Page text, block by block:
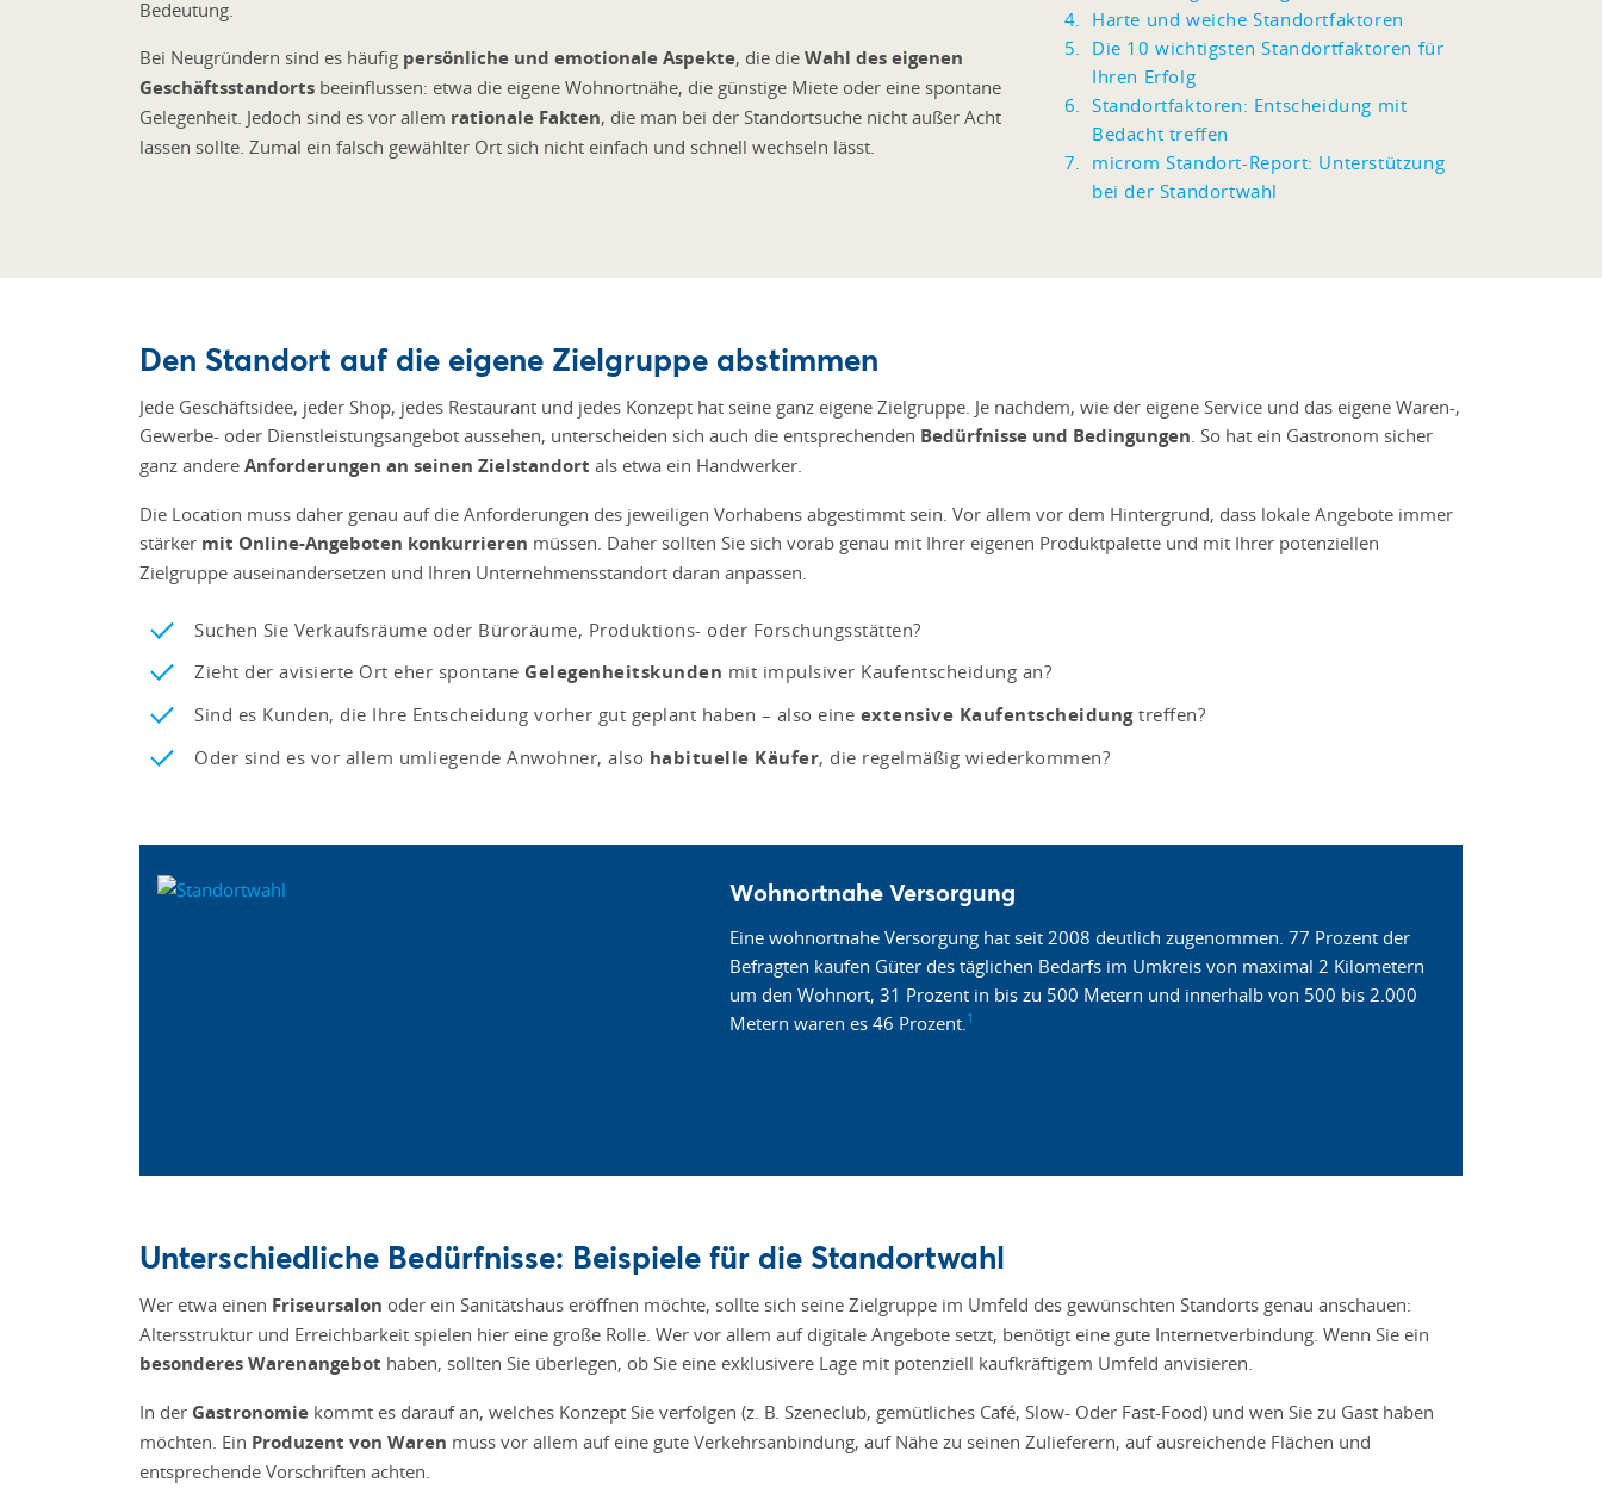
Bedeutung.
Bei Neugründern sind es häufig persönliche und emotionale Aspekte, die die Wahl des eigenen
Geschäftsstandorts beeinflussen: etwa die eigene Wohnortnähe, die günstige Miete oder eine spontane
Gelegenheit. Jedoch sind es vor allem rationale Fakten, die man bei der Standortsuche nicht außer Acht
lassen sollte. Zumal ein falsch gewählter Ort sich nicht einfach und schnell wechseln lässt.
Harte und weiche Standortfaktoren
Die 10 wichtigsten Standortfaktoren für
Ihren Erfolg
Standortfaktoren: Entscheidung mit
Bedacht treffen
microm Standort-Report: Unterstützung
bei der Standortwahl
Den Standort auf die eigene Zielgruppe abstimmen
Jede Geschäftsidee, jeder Shop, jedes Restaurant und jedes Konzept hat seine ganz eigene Zielgruppe. Je nachdem, wie der eigene Service und das eigene Waren-,
Gewerbe- oder Dienstleistungsangebot aussehen, unterscheiden sich auch die entsprechenden Bedürfnisse und Bedingungen. So hat ein Gastronom sicher
ganz andere Anforderungen an seinen Zielstandort als etwa ein Handwerker.
Die Location muss daher genau auf die Anforderungen des jeweiligen Vorhabens abgestimmt sein. Vor allem vor dem Hintergrund, dass lokale Angebote immer
stärker mit Online-Angeboten konkurrieren müssen. Daher sollten Sie sich vorab genau mit Ihrer eigenen Produktpalette und mit Ihrer potenziellen
Zielgruppe auseinandersetzen und Ihren Unternehmensstandort daran anpassen.
Suchen Sie Verkaufsräume oder Büroräume, Produktions- oder Forschungsstätten?
Zieht der avisierte Ort eher spontane Gelegenheitskunden mit impulsiver Kaufentscheidung an?
Sind es Kunden, die Ihre Entscheidung vorher gut geplant haben – also eine extensive Kaufentscheidungtreffen?
Oder sind es vor allem umliegende Anwohner, also habituelle Käufer, die regelmäßig wiederkommen?
Wohnortnahe Versorgung
Eine wohnortnahe Versorgung hat seit 2008 deutlich zugenommen. 77 Prozent der
Befragten kaufen Güter des täglichen Bedarfs im Umkreis von maximal 2 Kilometern
um den Wohnort, 31 Prozent in bis zu 500 Metern und innerhalb von 500 bis 2.000
Metern waren es 46 Prozent.1
Unterschiedliche Bedürfnisse: Beispiele für die Standortwahl
Wer etwa einen Friseursalon oder ein Sanitätshaus eröffnen möchte, sollte sich seine Zielgruppe im Umfeld des gewünschten Standorts genau anschauen:
Altersstruktur und Erreichbarkeit spielen hier eine große Rolle. Wer vor allem auf digitale Angebote setzt, benötigt eine gute Internetverbindung. Wenn Sie ein
besonderes Warenangebot haben, sollten Sie überlegen, ob Sie eine exklusivere Lage mit potenziell kaufkräftigem Umfeld anvisieren.
In der Gastronomie kommt es darauf an, welches Konzept Sie verfolgen (z. B. Szeneclub, gemütliches Café, Slow- Oder Fast-Food) und wen Sie zu Gast haben
möchten. Ein Produzent von Waren muss vor allem auf eine gute Verkehrsanbindung, auf Nähe zu seinen Zulieferern, auf ausreichende Flächen und
entsprechende Vorschriften achten.